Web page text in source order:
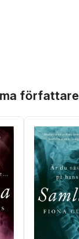
författare